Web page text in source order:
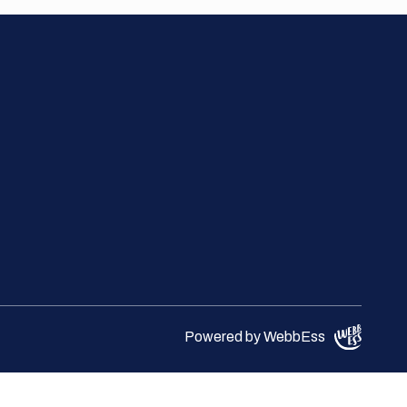
Powered by WebbEss